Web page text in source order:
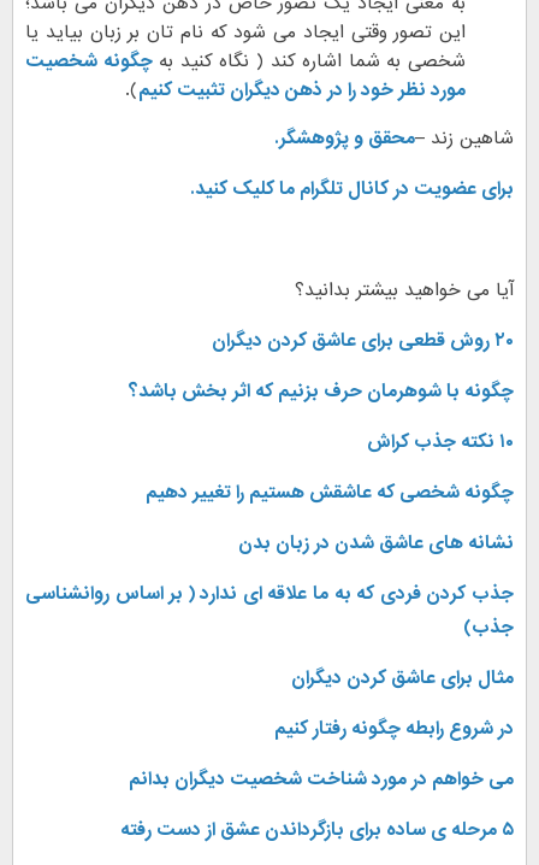
این تصور وقتی ایجاد می شود که نام تان بر زبان بیاید یا
شخصی به شما اشاره کند ( نگاه کنید بهچگونه شخصیت
مورد نظر خود را در ذهن دیگران تثبیت کنیم).
شاهین زند –محقق و پژوهشگر.
برای عضویت در کانال تلگرام ما کلیک کنید.
آیا می خواهید بیشتر بدانید؟
۲۰ روش قطعی برای عاشق کردن دیگران
چگونه با شوهرمان حرف بزنیم که اثر بخش باشد؟
۱۰ نکته جذب کراش
چگونه شخصی که عاشقش هستیم را تغییر دهیم
نشانه های عاشق شدن در زبان بدن
جذب کردن فردی که به ما علاقه ای ندارد ( بر اساس روانشناسی
جذب)
مثال برای عاشق کردن دیگران
در شروع رابطه چگونه رفتار کنیم
می خواهم در مورد شناخت شخصیت دیگران بدانم
۵ مرحله ی ساده برای بازگرداندن عشق از دست رفته